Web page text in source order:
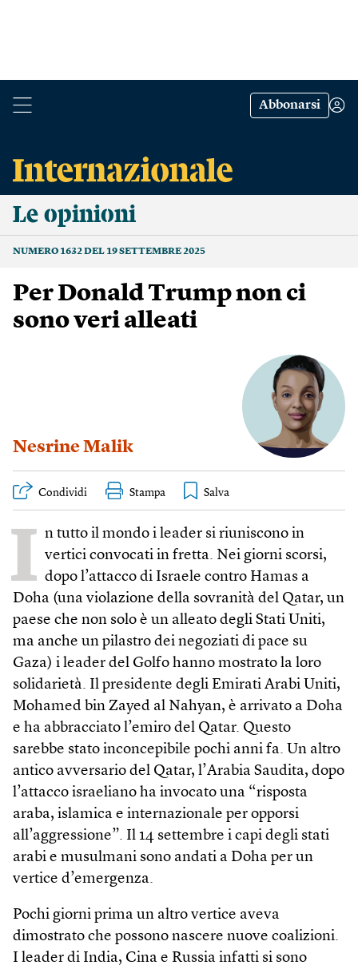
Abbonarsi
Le opinioni
NUMERO 1632 DEL 19 SETTEMBRE 2025
Per Donald Trump non ci
sono veri alleati
Nesrine Malik
Condividi Stampa
I n tutto il mondo i leader si riuniscono in
vertici convocati in fretta. Nei giorni scorsi,
dopo l’attacco di Israele contro Hamas a
Doha (una violazione della sovranità del Qatar, un
paese che non solo è un alleato degli Stati Uniti,
ma anche un pilastro dei negoziati di pace su
Gaza) i leader del Golfo hanno mostrato la loro
solidarietà. Il presidente degli Emirati Arabi Uniti,
Mohamed bin Zayed al Nahyan, è arrivato a Doha
e ha abbracciato l’emiro del Qatar. Questo
sarebbe stato inconcepibile pochi anni fa. Un altro
antico avversario del Qatar, l’Arabia Saudita, dopo
l’attacco israeliano ha invocato una “risposta
araba, islamica e internazionale per opporsi
all’aggressione”. Il 14 settembre i capi degli stati
arabi e musulmani sono andati a Doha per un
vertice d’emergenza.
Pochi giorni prima un altro vertice aveva
dimostrato che possono nascere nuove coalizioni.
I leader di India, Cina e Russia infatti si sono